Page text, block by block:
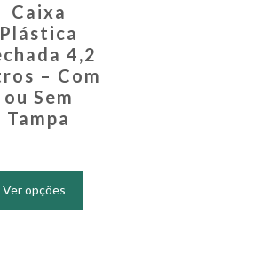
Caixa
Plástica
4,2
– Com
ou Sem
Tampa
Ver opções